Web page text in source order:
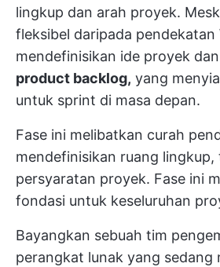
lingkup dan arah proyek.
fleksibel daripada pendekatan
mendefinisikan ide proyek
product backlog, yang
untuk sprint di masa depan.
Fase ini melibatkan curah
mendefinisikan ruang lingkup,
persyaratan proyek. Fase ini
fondasi untuk keseluruhan
Bayangkan sebuah tim
perangkat lunak yang sedang